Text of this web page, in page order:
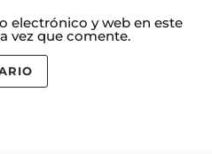
electrónico y web en este
vez que comente.